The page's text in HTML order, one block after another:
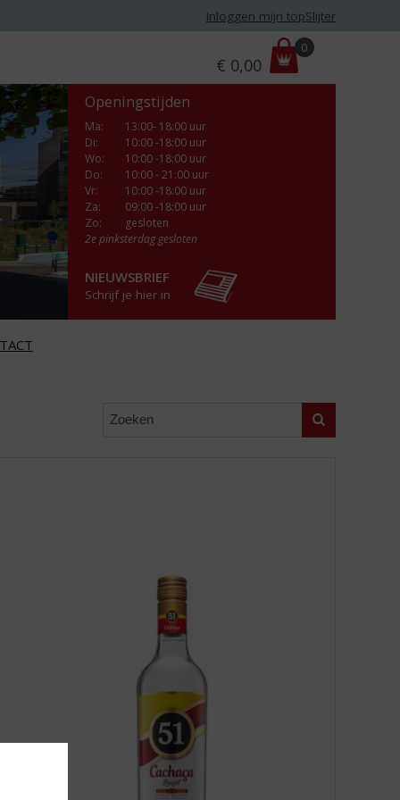
Inloggen mijn topSlijter
r
i
€ 0,00
0
Openingstijden
Ma:
13:00- 18:00 uur
Di:
10:00 -18:00 uur
Wo:
10:00 -18:00 uur
Do:
10:00 - 21:00 uur
Vr:
10:00 -18:00 uur
Za:
09:00 -18:00 uur
Zo:
gesloten
2e pinksterdag gesloten
NIEUWSBRIEF
Schrijf je hier in
Zoeken